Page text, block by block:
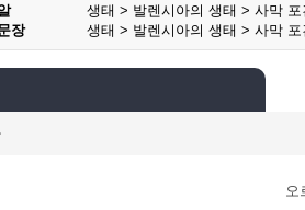
생태 > 발렌시아의 생태 > 사막 포
장
생태 > 발렌시아의 생태 > 사막 포
오